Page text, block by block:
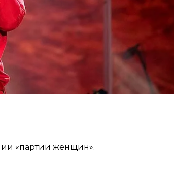
«партии женщин».